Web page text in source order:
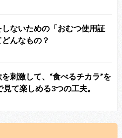
ないための「おむつ使用証
んなもの？
刺激して、“食べるチカラ”を
見て楽しめる3つの工夫。